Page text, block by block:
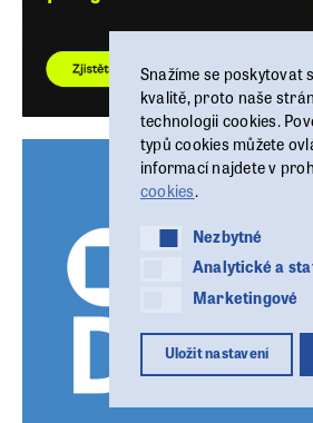
Snažíme se poskytovat
kvalitě, proto naše
technologii cookies.
typů cookies můžete
informací najdete v
cookies.
NezbytnéNezbytné
Analytické a
Analytické a
Marketingové
Marketingové
Uložit nastavení